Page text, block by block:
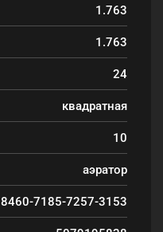
1.763
1.763
24
квадратная
10
аэратор
8460-7185-7257-3153